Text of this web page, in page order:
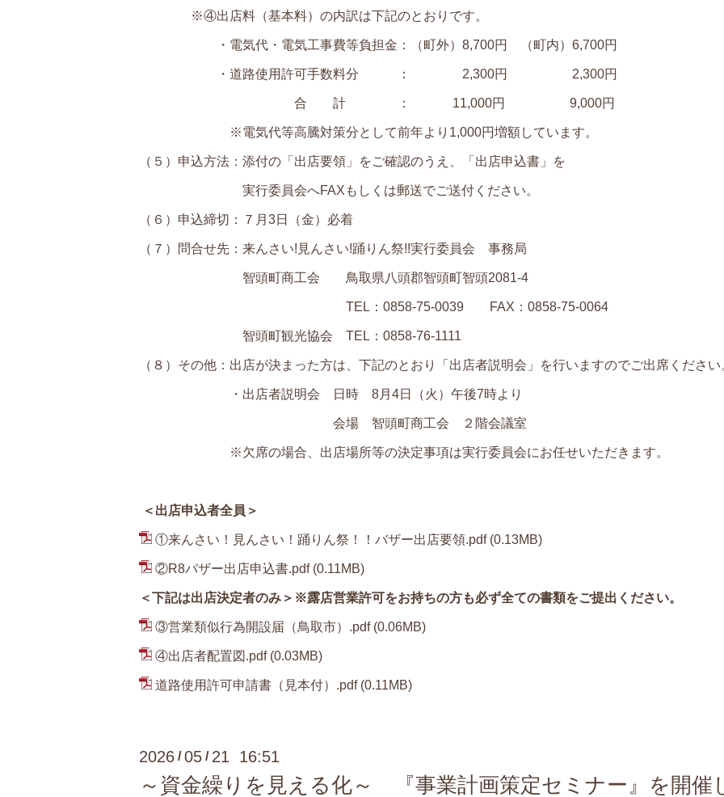
※④出店料（基本料）の内訳は下記のとおりです。
・電気代・電気工事費等負担金：（町外）8,700円 （町内）6,700円
・道路使用許可手数料分 ： 2,300円 2,300円
合 計 ： 11,000円 9,000円
※電気代等高騰対策分として前年より1,000円増額しています。
（５）申込方法：添付の「出店要領」をご確認のうえ、「出店申込書」を
実行委員会へFAXもしくは郵送でご送付ください。
（６）申込締切：７月3日（金）必着
（７）問合せ先：来んさい!見んさい!踊りん祭!!実行委員会 事務局
智頭町商工会 鳥取県八頭郡智頭町智頭2081-4
TEL：0858‐75‐0039 FAX：0858‐75‐0064
智頭町観光協会 TEL：0858‐76‐1111
（８）その他：出店が決まった方は、下記のとおり「出店者説明会」を行いますのでご出席ください
・出店者説明会 日時 8月4日（火）午後7時より
会場 智頭町商工会 ２階会議室
※欠席の場合、出店場所等の決定事項は実行委員会にお任せいただきます。
＜出店申込者全員＞
①来んさい！見んさい！踊りん祭！！バザー出店要領.pdf(0.13MB)
②R8バザー出店申込書.pdf(0.11MB)
＜下記は出店決定者のみ＞※露店営業許可をお持ちの方も必ず全ての書類をご提出ください。
③営業類似行為開設届（鳥取市）.pdf(0.06MB)
④出店者配置図.pdf(0.03MB)
道路使用許可申請書（見本付）.pdf (0.11MB)
2026 /05 / 21 16:51
～資金繰りを見える化～ 『事業計画策定セミナー』を開催